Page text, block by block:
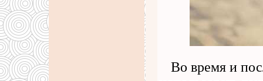
Во время и